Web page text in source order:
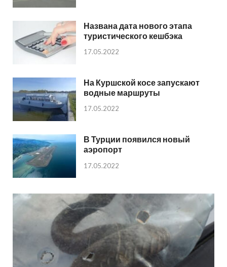
Названа дата нового этапа
туристического кешбэка
17.05.2022
На Куршской косе запускают
водные маршруты
17.05.2022
В Турции появился новый
аэропорт
17.05.2022